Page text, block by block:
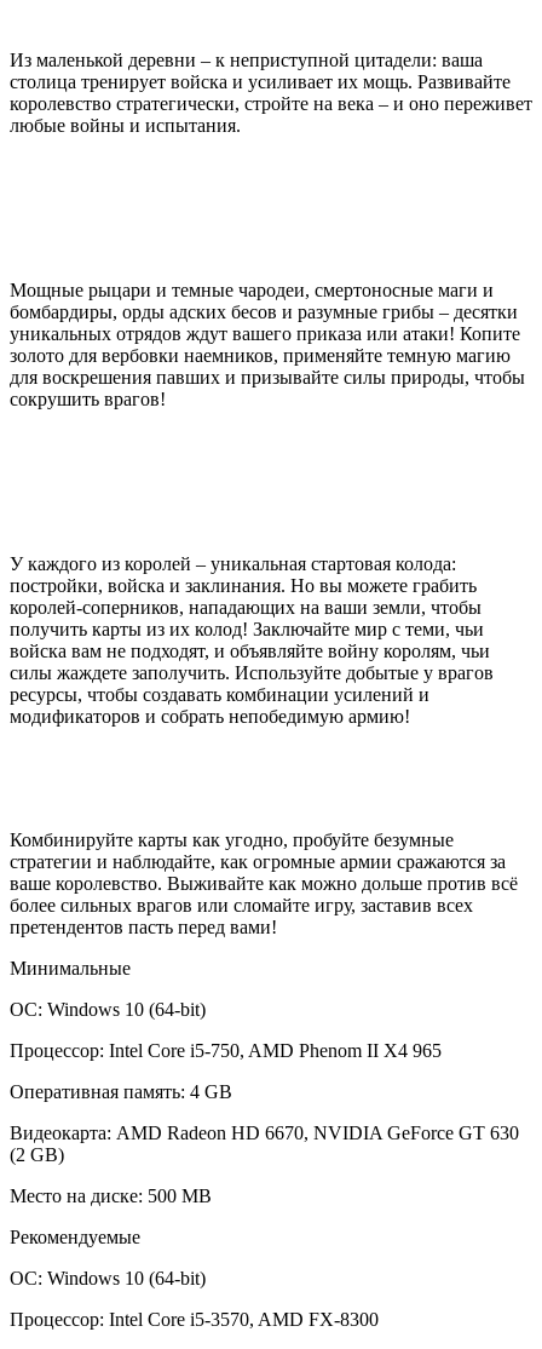
Из маленькой деревни – к неприступной цитадели: ваша
столица тренирует войска и усиливает их мощь. Развивайте
королевство стратегически, стройте на века – и оно переживет
любые войны и испытания.
Мощные рыцари и темные чародеи, смертоносные маги и
бомбардиры, орды адских бесов и разумные грибы – десятки
уникальных отрядов ждут вашего приказа или атаки! Копите
золото для вербовки наемников, применяйте темную магию
для воскрешения павших и призывайте силы природы, чтобы
сокрушить врагов!
У каждого из королей – уникальная стартовая колода:
постройки, войска и заклинания. Но вы можете грабить
королей-соперников, нападающих на ваши земли, чтобы
получить карты из их колод! Заключайте мир с теми, чьи
войска вам не подходят, и объявляйте войну королям, чьи
силы жаждете заполучить. Используйте добытые у врагов
ресурсы, чтобы создавать комбинации усилений и
модификаторов и собрать непобедимую армию!
Комбинируйте карты как угодно, пробуйте безумные
стратегии и наблюдайте, как огромные армии сражаются за
ваше королевство. Выживайте как можно дольше против всё
более сильных врагов или сломайте игру, заставив всех
претендентов пасть перед вами!
Минимальные
ОС: Windows 10 (64-bit)
Процессор: Intel Core i5-750, AMD Phenom II X4 965
Оперативная память: 4 GB
Видеокарта: AMD Radeon HD 6670, NVIDIA GeForce GT 630
(2 GB)
Место на диске: 500 MB
Рекомендуемые
ОС: Windows 10 (64-bit)
Процессор: Intel Core i5-3570, AMD FX-8300